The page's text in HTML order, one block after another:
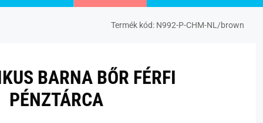
Termék kód: N992-P-CHM-NL/brown
BARNA BŐR FÉRFI
PÉNZTÁRCA